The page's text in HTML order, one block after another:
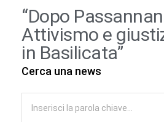
“Dopo
Attivismo e
in Basilicata”
Cerca una news